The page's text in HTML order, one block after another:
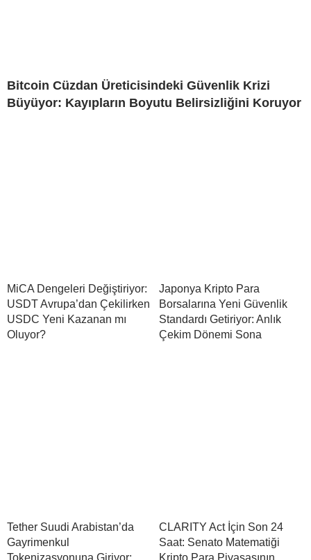
Bitcoin Cüzdan Üreticisindeki Güvenlik Krizi
Büyüyor: Kayıpların Boyutu Belirsizliğini Koruyor
MiCA Dengeleri Değiştiriyor:
USDT Avrupa’dan Çekilirken
USDC Yeni Kazanan mı
Oluyor?
Japonya Kripto Para
Borsalarına Yeni Güvenlik
Standardı Getiriyor: Anlık
Çekim Dönemi Sona
Tether Suudi Arabistan’da
Gayrimenkul
Tokenizasyonuna Giriyor:
CLARITY Act İçin Son 24
Saat: Senato Matematiği
Kripto Para Piyasasının